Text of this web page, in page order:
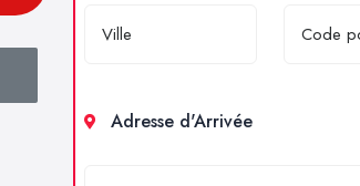
Adresse d'Arrivée